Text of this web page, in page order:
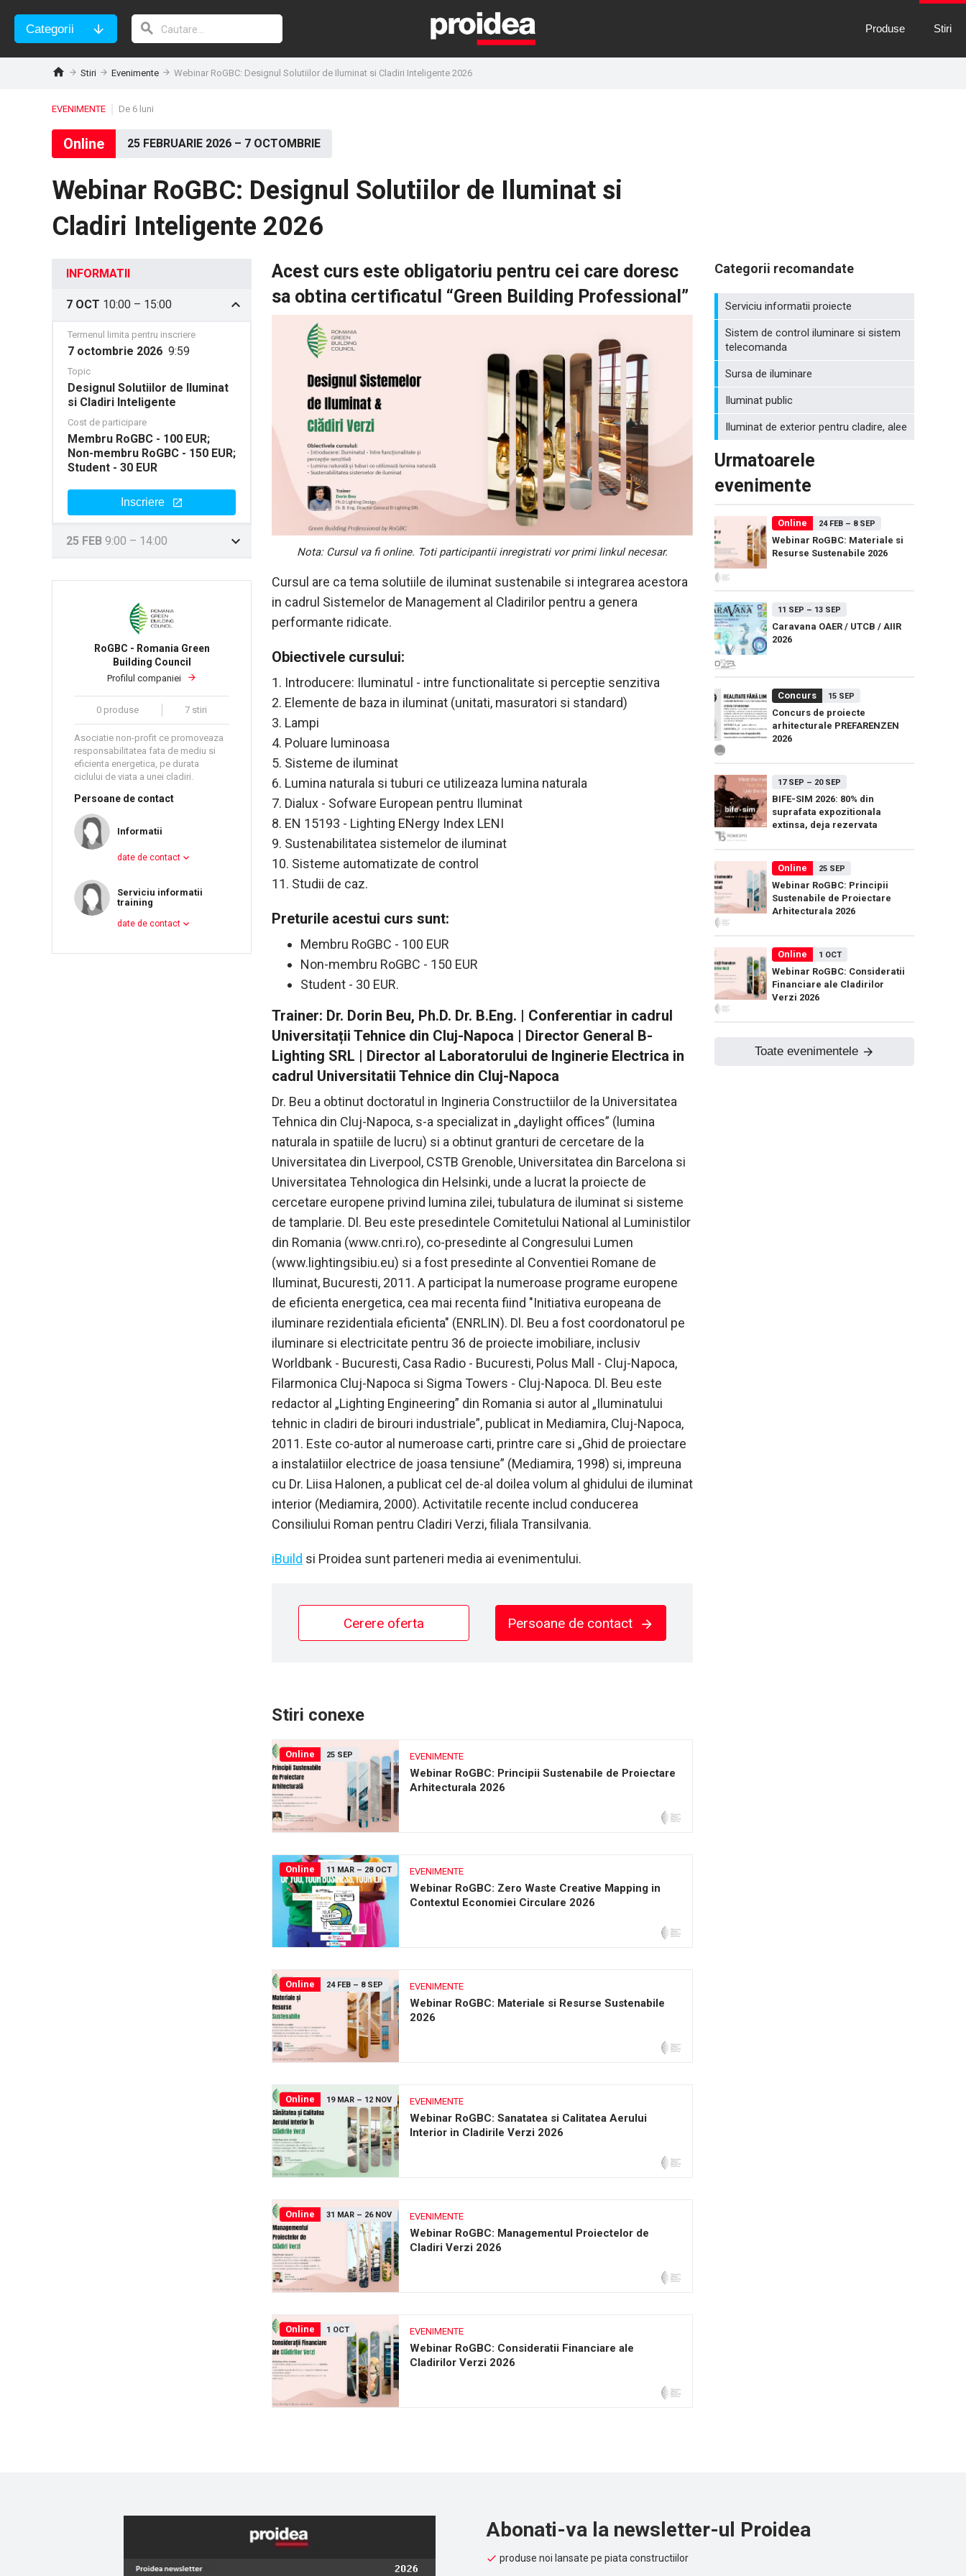
Categorii Produse Stiri
Stiri Evenimente Webinar RoGBC: Designul Solutiilor de Iluminat si Cladiri Inteligente 2026
EVENIMENTE De 6 luni
Online 25 FEBRUARIE 2026 – 7 OCTOMBRIE
Webinar RoGBC: Designul Solutiilor de Iluminat si
Cladiri Inteligente 2026
INFORMATII
7 OCT 10:00 – 15:00
Termenul limita pentru inscriere
7 octombrie 2026 9:59
Topic
Designul Solutiilor de Iluminat
si Cladiri Inteligente
Cost de participare
Membru RoGBC - 100 EUR;
Non-membru RoGBC - 150 EUR;
Student - 30 EUR
Inscriere
25 FEB 9:00 – 14:00
RoGBC - Romania Green
Building Council
Profilul companiei
0 produse 7 stiri
Asociatie non-profit ce promoveaza
responsabilitatea fata de mediu si
eficienta energetica, pe durata
ciclului de viata a unei cladiri.
Persoane de contact
Informatii
date de contact
Serviciu informatii
training
date de contact
Acest curs este obligatoriu pentru cei care doresc
sa obtina certificatul “Green Building Professional”
Nota: Cursul va fi online. Toti participantii inregistrati vor primi linkul necesar.
Cursul are ca tema solutiile de iluminat sustenabile si integrarea acestora
in cadrul Sistemelor de Management al Cladirilor pentru a genera
performante ridicate.
Obiectivele cursului:
1. Introducere: Iluminatul - intre functionalitate si perceptie senzitiva
2. Elemente de baza in iluminat (unitati, masuratori si standard)
3. Lampi
4. Poluare luminoasa
5. Sisteme de iluminat
6. Lumina naturala si tuburi ce utilizeaza lumina naturala
7. Dialux - Sofware European pentru Iluminat
8. EN 15193 - Lighting ENergy Index LENI
9. Sustenabilitatea sistemelor de iluminat
10. Sisteme automatizate de control
11. Studii de caz.
Preturile acestui curs sunt:
Membru RoGBC - 100 EUR
Non-membru RoGBC - 150 EUR
Student - 30 EUR.
Trainer: Dr. Dorin Beu, Ph.D. Dr. B.Eng. | Conferentiar in cadrul
Universitații Tehnice din Cluj-Napoca | Director General B-
Lighting SRL | Director al Laboratorului de Inginerie Electrica in
cadrul Universitatii Tehnice din Cluj-Napoca
Dr. Beu a obtinut doctoratul in Ingineria Constructiilor de la Universitatea
Tehnica din Cluj-Napoca, s-a specializat in „daylight offices” (lumina
naturala in spatiile de lucru) si a obtinut granturi de cercetare de la
Universitatea din Liverpool, CSTB Grenoble, Universitatea din Barcelona si
Universitatea Tehnologica din Helsinki, unde a lucrat la proiecte de
cercetare europene privind lumina zilei, tubulatura de iluminat si sisteme
de tamplarie. Dl. Beu este presedintele Comitetului National al Luministilor
din Romania (www.cnri.ro), co-presedinte al Congresului Lumen
(www.lightingsibiu.eu) si a fost presedinte al Conventiei Romane de
Iluminat, Bucuresti, 2011. A participat la numeroase programe europene
de eficienta energetica, cea mai recenta fiind "Initiativa europeana de
iluminare rezidentiala eficienta" (ENRLIN). Dl. Beu a fost coordonatorul pe
iluminare si electricitate pentru 36 de proiecte imobiliare, inclusiv
Worldbank - Bucuresti, Casa Radio - Bucuresti, Polus Mall - Cluj-Napoca,
Filarmonica Cluj-Napoca si Sigma Towers - Cluj-Napoca. Dl. Beu este
redactor al „Lighting Engineering” din Romania si autor al „Iluminatului
tehnic in cladiri de birouri industriale”, publicat in Mediamira, Cluj-Napoca,
2011. Este co-autor al numeroase carti, printre care si „Ghid de proiectare
a instalatiilor electrice de joasa tensiune” (Mediamira, 1998) si, impreuna
cu Dr. Liisa Halonen, a publicat cel de-al doilea volum al ghidului de iluminat
interior (Mediamira, 2000). Activitatile recente includ conducerea
Consiliului Roman pentru Cladiri Verzi, filiala Transilvania.
iBuild si Proidea sunt parteneri media ai evenimentului.
Cerere oferta Persoane de contact
Stiri conexe
Online 25 SEP EVENIMENTE
Webinar RoGBC: Principii Sustenabile de Proiectare
Arhitecturala 2026
Online 11 MAR – 28 OCT EVENIMENTE
Webinar RoGBC: Zero Waste Creative Mapping in
Contextul Economiei Circulare 2026
Online 24 FEB – 8 SEP EVENIMENTE
Webinar RoGBC: Materiale si Resurse Sustenabile
2026
Online 19 MAR – 12 NOV EVENIMENTE
Webinar RoGBC: Sanatatea si Calitatea Aerului
Interior in Cladirile Verzi 2026
Online 31 MAR – 26 NOV EVENIMENTE
Webinar RoGBC: Managementul Proiectelor de
Cladiri Verzi 2026
Online 1 OCT EVENIMENTE
Webinar RoGBC: Consideratii Financiare ale
Cladirilor Verzi 2026
Categorii recomandate
Serviciu informatii proiecte
Sistem de control iluminare si sistem
telecomanda
Sursa de iluminare
Iluminat public
Iluminat de exterior pentru cladire, alee
Urmatoarele
evenimente
Online 24 FEB – 8 SEP
Webinar RoGBC: Materiale si
Resurse Sustenabile 2026
11 SEP – 13 SEP
Caravana OAER / UTCB / AIIR
2026
Concurs 15 SEP
Concurs de proiecte
arhitecturale PREFARENZEN
2026
17 SEP – 20 SEP
BIFE-SIM 2026: 80% din
suprafata expozitionala
extinsa, deja rezervata
Online 25 SEP
Webinar RoGBC: Principii
Sustenabile de Proiectare
Arhitecturala 2026
Online 1 OCT
Webinar RoGBC: Consideratii
Financiare ale Cladirilor
Verzi 2026
Toate evenimentele
Abonati-va la newsletter-ul Proidea
produse noi lansate pe piata constructiilor